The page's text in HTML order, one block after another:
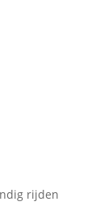
rijden